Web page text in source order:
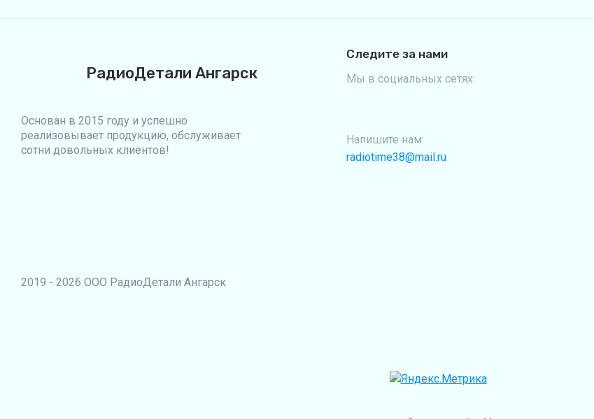
РадиоДетали Ангарск
Основан в 2015 году и успешно
реализовывает продукцию, обслуживает
сотни довольных клиентов!
Следите за нами
Мы в социальных сетях:
Напишите нам:
radiotime38@mail.ru
2019 - 2026 ООО РадиоДетали Ангарск